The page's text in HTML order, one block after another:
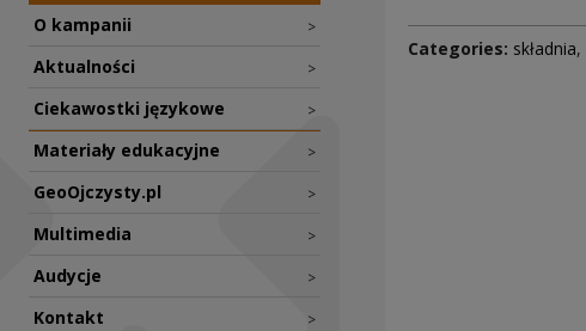
O kampanii >
Aktualności >
Ciekawostki językowe >
Materiały edukacyjne >
GeoOjczysty.pl >
Multimedia >
Audycje >
Kontakt >
Categories: składnia,